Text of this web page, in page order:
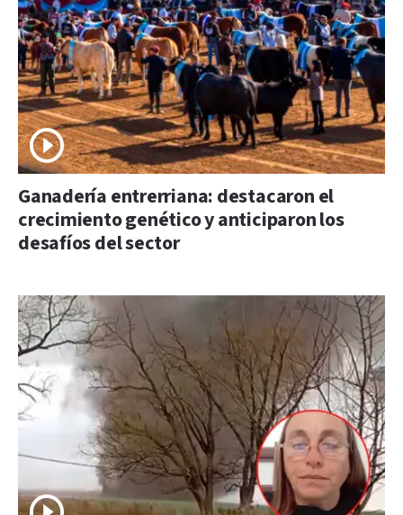
Ganadería entrerriana: destacaron el
crecimiento genético y anticiparon los
desafíos del sector